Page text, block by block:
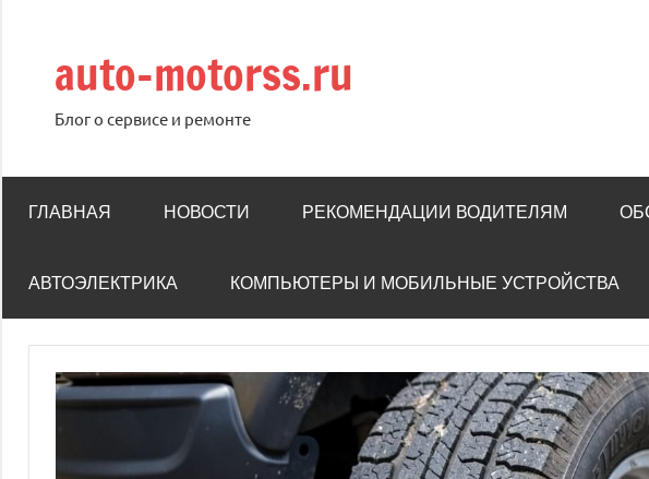
содержимому
auto-motorss.ru
Блог о сервисе и ремонте
ГЛАВНАЯ НОВОСТИ РЕКОМЕНДАЦИИ ВОДИТЕЛЯМ
АВТОЭЛЕКТРИКА КОМПЬЮТЕРЫ И МОБИЛЬНЫЕ УСТРОЙСТВА